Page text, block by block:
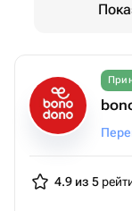
4.9 из 5